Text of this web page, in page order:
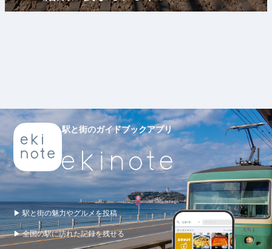
駅と街のガイドブックアプリ
▶ 駅と街の魅力やグルメを投稿
▶ 全国の駅に訪れた記録を残せる